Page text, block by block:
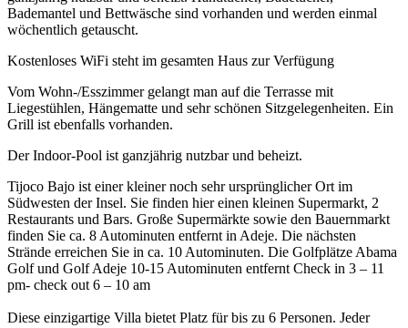
Bademantel und Bettwäsche sind vorhanden und werden einmal
wöchentlich getauscht.
Kostenloses WiFi steht im gesamten Haus zur Verfügung
Vom Wohn-/Esszimmer gelangt man auf die Terrasse mit
Liegestühlen, Hängematte und sehr schönen Sitzgelegenheiten. Ein
Grill ist ebenfalls vorhanden.
Der Indoor-Pool ist ganzjährig nutzbar und beheizt.
Tijoco Bajo ist einer kleiner noch sehr ursprünglicher Ort im
Südwesten der Insel. Sie finden hier einen kleinen Supermarkt, 2
Restaurants und Bars. Große Supermärkte sowie den Bauernmarkt
finden Sie ca. 8 Autominuten entfernt in Adeje. Die nächsten
Strände erreichen Sie in ca. 10 Autominuten. Die Golfplätze Abama
Golf und Golf Adeje 10-15 Autominuten entfernt Check in 3 – 11
pm- check out 6 – 10 am
Diese einzigartige Villa bietet Platz für bis zu 6 Personen. Jeder